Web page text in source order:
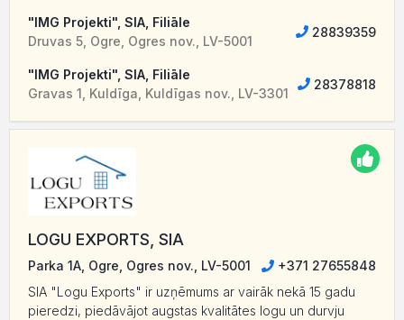
"IMG Projekti", SIA, Filiāle
Druvas 5, Ogre, Ogres nov., LV-5001
28839359
"IMG Projekti", SIA, Filiāle
Gravas 1, Kuldīga, Kuldīgas nov., LV-3301
28378818
LOGU EXPORTS, SIA
Parka 1A, Ogre, Ogres nov., LV-5001
+371 27655848
SIA "Logu Exports" ir uzņēmums ar vairāk nekā 15 gadu
pieredzi, piedāvājot augstas kvalitātes logu un durvju